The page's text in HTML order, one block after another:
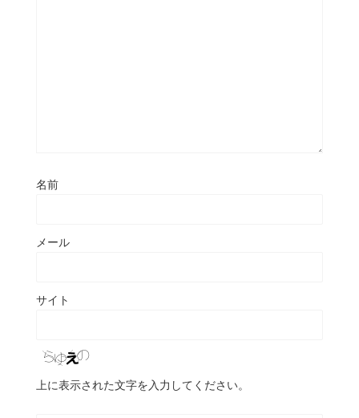
名前
メール
サイト
上に表示された文字を入力してください。